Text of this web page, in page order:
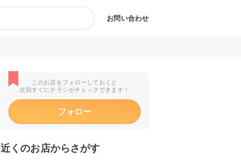
お問い合わせ
このお店をフォローしておくと
次回すぐにチラシがチェックできます！
フォロー
近くのお店からさがす